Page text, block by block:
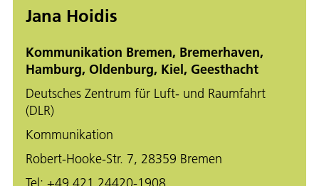
Jana Hoidis
Kommunikation Bremen, Bremerhaven,
Hamburg, Oldenburg, Kiel, Geesthacht
Deutsches Zentrum für Luft- und Raumfahrt
(DLR)
Kommunikation
Robert-Hooke-Str. 7, 28359 Bremen